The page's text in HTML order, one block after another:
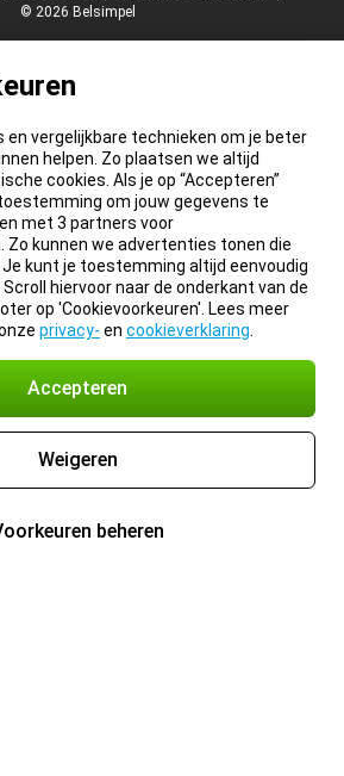
© 2026 Belsimpel
en vergelijkbare technieken om je beter
helpen. Zo plaatsen we altijd
cookies. Als je op “Accepteren”
om jouw gegevens te
met 3 partners voor
Zo kunnen we advertenties tonen die
kunt je toestemming altijd eenvoudig
hiervoor naar de onderkant van de
op 'Cookievoorkeuren'. Lees meer
privacy- en cookieverklaring
Accepteren
Weigeren
beheren